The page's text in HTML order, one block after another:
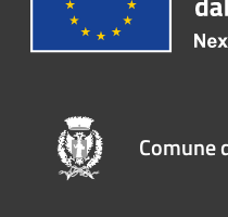
Comune